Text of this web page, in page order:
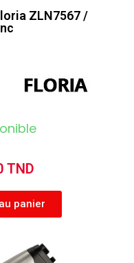
ZLN7567 /
TND
panier